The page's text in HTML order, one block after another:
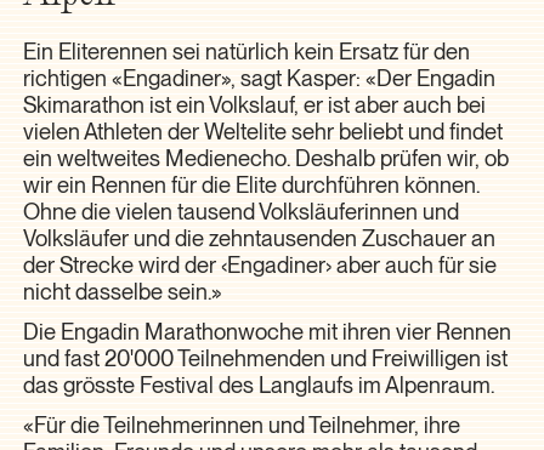
Ein Eliterennen sei natürlich kein Ersatz für den
richtigen «Engadiner», sagt Kasper: «Der Engadin
Skimarathon ist ein Volkslauf, er ist aber auch bei
vielen Athleten der Weltelite sehr beliebt und findet
ein weltweites Medienecho. Deshalb prüfen wir, ob
wir ein Rennen für die Elite durchführen können.
Ohne die vielen tausend Volksläuferinnen und
Volksläufer und die zehntausenden Zuschauer an
der Strecke wird der ‹Engadiner› aber auch für sie
nicht dasselbe sein.»
Die Engadin Marathonwoche mit ihren vier Rennen
und fast 20'000 Teilnehmenden und Freiwilligen ist
das grösste Festival des Langlaufs im Alpenraum.
«Für die Teilnehmerinnen und Teilnehmer, ihre